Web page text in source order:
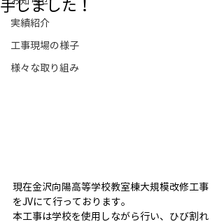
実績紹介
工事現場の様子
様々な取り組み
手しました！
現在金沢向陽高等学校教室棟大規模改修工事
をJVにて行っております。
本工事は学校を使用しながら行い、ひび割れ